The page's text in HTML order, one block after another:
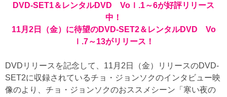
DVD-SET1＆レンタルDVD Voｌ.1～6が好評リリース
中！
11月2日（金）に待望のDVD-SET2＆レンタルDVD Vo
ｌ.7～13がリリース！
DVDリリースを記念して、11月2日（金）リリースのDVD-
SET2に収録されているチョ・ジョンソクのインタビュー映
像のより、チョ・ジョンソクのおススメシーン「寒い夜の